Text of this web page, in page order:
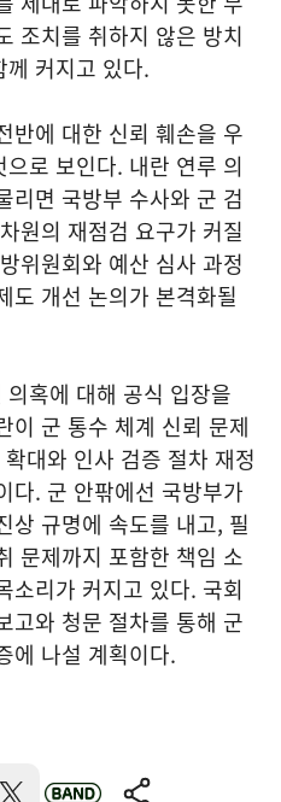
조치를 취하지 않은 방치
커지고 있다.
반에 대한 신뢰 훼손을 우
로 보인다. 내란 연루 의
리면 국방부 수사와 군 검
원의 재점검 요구가 커질
위원회와 예산 심사 과정
도 개선 논의가 본격화될
혹에 대해 공식 입장을
이 군 통수 체계 신뢰 문제
대와 인사 검증 절차 재정
다. 군 안팎에선 국방부가
상 규명에 속도를 내고, 필
문제까지 포함한 책임 소
소리가 커지고 있다. 국회
고와 청문 절차를 통해 군
에 나설 계획이다.